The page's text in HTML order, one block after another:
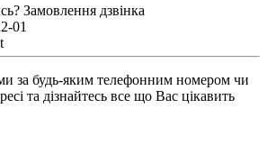
Замовлення дзвінка
01
за будь-яким телефонним номером чи
та дізнайтесь все що Вас цікавить